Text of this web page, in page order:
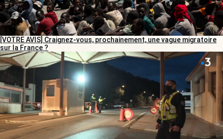
[VOTRE AVIS] Craignez-vous, prochainement, une vague migratoire
sur la France ?